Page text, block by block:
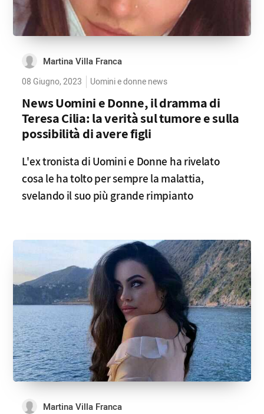
Martina Villa Franca
08 Giugno, 2023 Uomini e donne news
News Uomini e Donne, il dramma di
Teresa Cilia: la verità sul tumore e sulla
possibilità di avere figli
L'ex tronista di Uomini e Donne ha rivelato
cosa le ha tolto per sempre la malattia,
svelando il suo più grande rimpianto
Martina Villa Franca